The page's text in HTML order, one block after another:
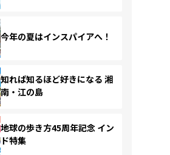
今年の夏はインスパイアへ！
知れば知るほど好きになる 湘
南・江の島
地球の歩き方45周年記念 イン
ド特集